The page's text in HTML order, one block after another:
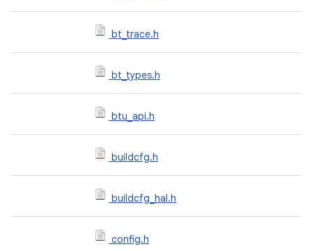
bt_trace.h
bt_types.h
btu_api.h
buildcfg.h
buildcfg_hal.h
config.h